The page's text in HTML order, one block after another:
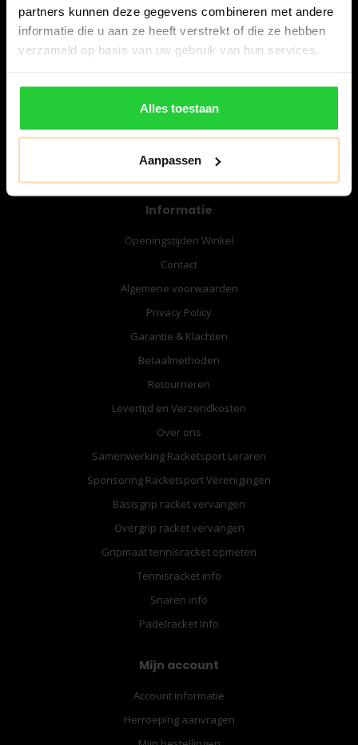
partners kunnen deze gegevens combineren met andere
informatie die u aan ze heeft verstrekt of die ze hebben
verzameld op basis van uw gebruik van hun services.
Alles toestaan
Aanpassen
Nederland
Informatie
Openingstijden Winkel
Contact
Algemene voorwaarden
Privacy Policy
Garantie & Klachten
Betaalmethoden
Retourneren
Levertijd en Verzendkosten
Over ons
Samenwerking Racketsport Leraren
Sponsoring Racketsport Verenigingen
Basisgrip racket vervangen
Overgrip racket vervangen
Gripmaat tennisracket opmeten
Tennisracket info
Snaren info
Padelracket Info
Mijn account
Account informatie
Herroeping aanvragen